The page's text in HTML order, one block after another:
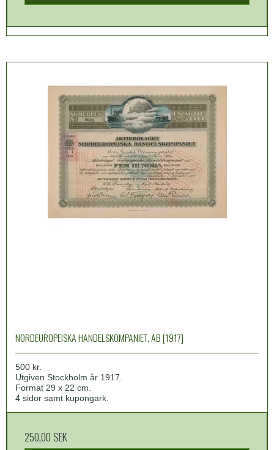
NORDEUROPEISKA HANDELSKOMPANIET, AB [1917]
500 kr.
Utgiven Stockholm år 1917.
Format 29 x 22 cm.
4 sidor samt kupongark.
250,00 SEK